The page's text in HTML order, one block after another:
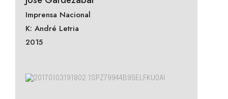
Imprensa Nacional
K: André Letria
2015